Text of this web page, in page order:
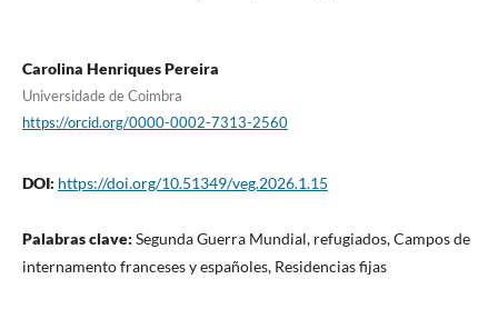
Carolina Henriques Pereira
Universidade de Coimbra
https://orcid.org/0000-0002-7313-2560
DOI: https://doi.org/10.51349/veg.2026.1.15
Palabras clave: Segunda Guerra Mundial, refugiados, Campos de
internamento franceses y españoles, Residencias fijas